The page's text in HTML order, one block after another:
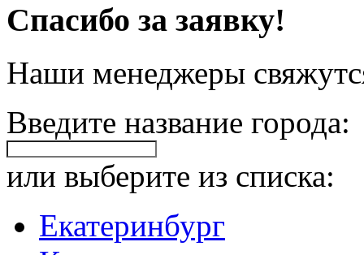
Спасибо за заявку!
Наши менеджеры
Введите название города:
или выберите из списка:
Екатеринбург